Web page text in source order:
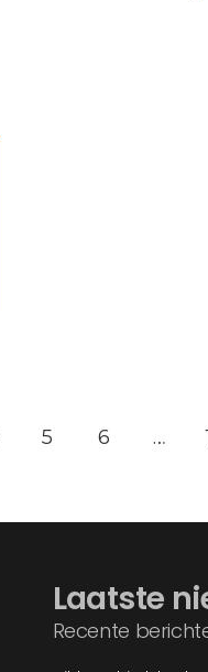
5 6 …
Laatste
Recente